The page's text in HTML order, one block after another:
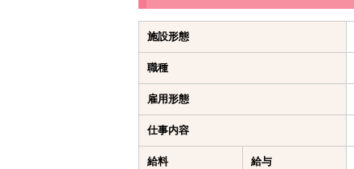
施設形態
職種
雇用形態
仕事内容
給料 給与